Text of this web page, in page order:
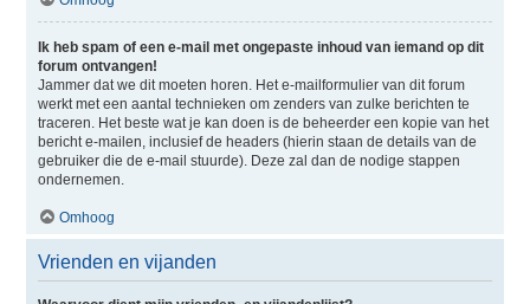
Ik heb spam of een e-mail met ongepaste inhoud van iemand op dit
forum ontvangen!
Jammer dat we dit moeten horen. Het e-mailformulier van dit forum
werkt met een aantal technieken om zenders van zulke berichten te
traceren. Het beste wat je kan doen is de beheerder een kopie van het
bericht e-mailen, inclusief de headers (hierin staan de details van de
gebruiker die de e-mail stuurde). Deze zal dan de nodige stappen
ondernemen.
Omhoog
Vrienden en vijanden